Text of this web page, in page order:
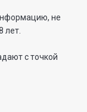
не
лет.
с точкой